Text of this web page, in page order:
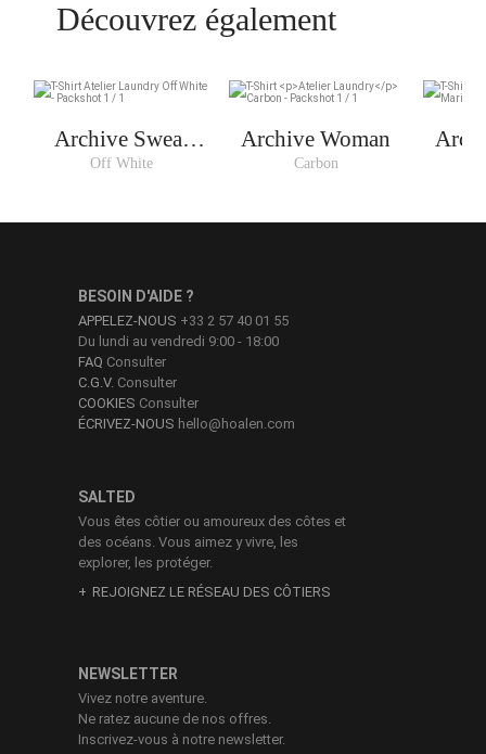
Découvrez également
Archive Sweat
Woman
Off White
Archive Woman
Carbon
SALTED
Vous êtes côtier ou amoureux des côtes et
des océans. Vous aimez y vivre, les
explorer, les protéger.
REJOIGNEZ LE RÉSEAU DES CÔTIERS
BESOIN D'AIDE ?
APPELEZ-NOUS +33 2 57 40 01 55
Du lundi au vendredi 9:00 - 18:00
FAQ Consulter
C.G.V. Consulter
COOKIES Consulter
ÉCRIVEZ-NOUS hello@hoalen.com
NEWSLETTER
Vivez notre aventure.
Ne ratez aucune de nos offres.
Inscrivez-vous à notre newsletter.